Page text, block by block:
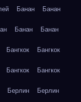
Банан Банан
Банан Банан
Бангкок Бангкок
Бангкок Бангкок
Берлин Берлин